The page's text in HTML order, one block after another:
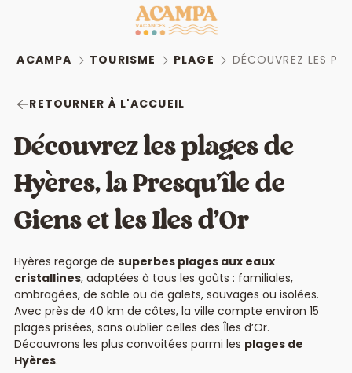
ACAMPA TOURISME PLAGE DÉCOUVREZ LES
RETOURNER À L'ACCUEIL
Découvrez les plages de
Hyères, la Presqu’île de
Giens et les Iles d’Or
Hyères regorge de superbes plages aux eaux
cristallines, adaptées à tous les goûts : familiales,
ombragées, de sable ou de galets, sauvages ou isolées.
Avec près de 40 km de côtes, la ville compte environ 15
plages prisées, sans oublier celles des Îles d’Or.
Découvrons les plus convoitées parmi les plages de
Hyères.